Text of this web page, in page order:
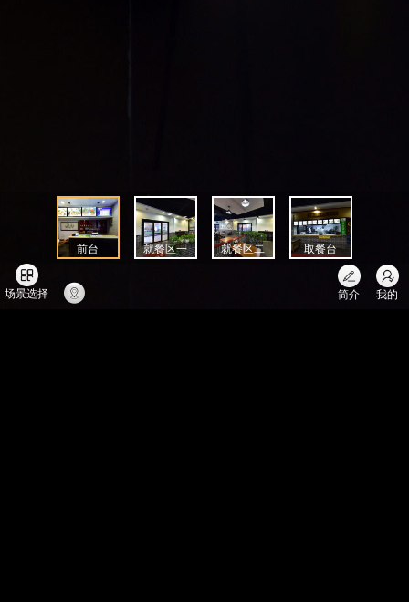
前台 就餐区一 就餐区二 取餐台
场景选择 简介 我的